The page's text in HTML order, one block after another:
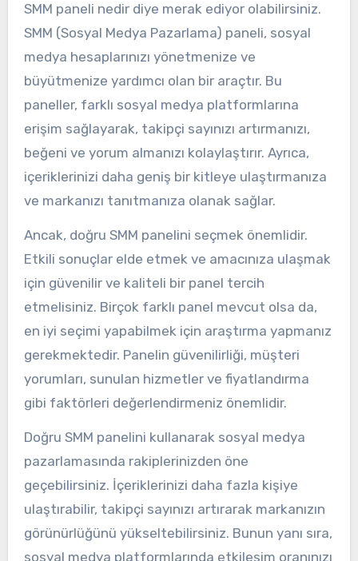
SMM paneli nedir diye merak ediyor olabilirsiniz.
SMM (Sosyal Medya Pazarlama) paneli, sosyal
medya hesaplarınızı yönetmenize ve
büyütmenize yardımcı olan bir araçtır. Bu
paneller, farklı sosyal medya platformlarına
erişim sağlayarak, takipçi sayınızı artırmanızı,
beğeni ve yorum almanızı kolaylaştırır. Ayrıca,
içeriklerinizi daha geniş bir kitleye ulaştırmanıza
ve markanızı tanıtmanıza olanak sağlar.
Ancak, doğru SMM panelini seçmek önemlidir.
Etkili sonuçlar elde etmek ve amacınıza ulaşmak
için güvenilir ve kaliteli bir panel tercih
etmelisiniz. Birçok farklı panel mevcut olsa da,
en iyi seçimi yapabilmek için araştırma yapmanız
gerekmektedir. Panelin güvenilirliği, müşteri
yorumları, sunulan hizmetler ve fiyatlandırma
gibi faktörleri değerlendirmeniz önemlidir.
Doğru SMM panelini kullanarak sosyal medya
pazarlamasında rakiplerinizden öne
geçebilirsiniz. İçeriklerinizi daha fazla kişiye
ulaştırabilir, takipçi sayınızı artırarak markanızın
görünürlüğünü yükseltebilirsiniz. Bunun yanı sıra,
sosyal medya platformlarında etkileşim oranınızı